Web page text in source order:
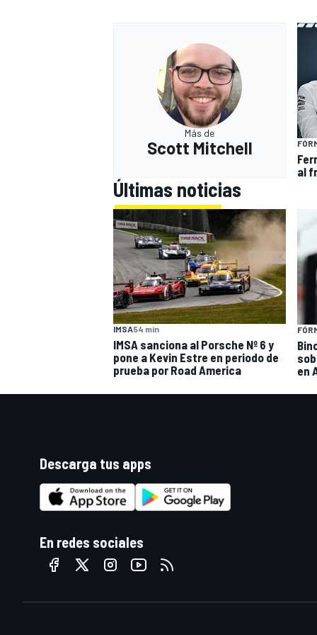
Más de
Scott Mitchell
al
Últimas noticias
IMSA54 min
IMSA sanciona al Porsche Nº 6 y
pone a Kevin Estre en periodo de
prueba por Road America
en
Descarga tus apps
En redes sociales